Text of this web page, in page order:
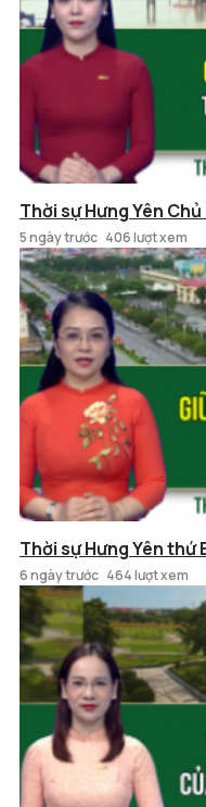
Thời sự Hưng Yên
5 ngày trước 406 lượt xem
Thời sự Hưng Yên thứ
6 ngày trước 464 lượt xem